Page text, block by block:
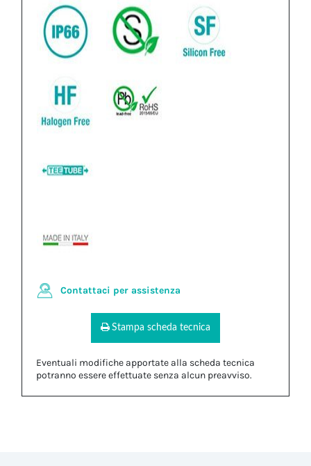
Contattaci per assistenza
Stampa scheda tecnica
Eventuali modifiche apportate alla scheda tecnica
potranno essere effettuate senza alcun preavviso.